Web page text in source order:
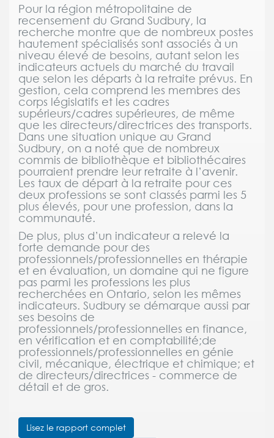
Pour la région métropolitaine de
recensement du Grand Sudbury, la
recherche montre que de nombreux postes
hautement spécialisés sont associés à un
niveau élevé de besoins, autant selon les
indicateurs actuels du marché du travail
que selon les départs à la retraite prévus. En
gestion, cela comprend les membres des
corps législatifs et les cadres
supérieurs/cadres supérieures, de même
que les directeurs/directrices des transports.
Dans une situation unique au Grand
Sudbury, on a noté que de nombreux
commis de bibliothèque et bibliothécaires
pourraient prendre leur retraite à l’avenir.
Les taux de départ à la retraite pour ces
deux professions se sont classés parmi les 5
plus élevés, pour une profession, dans la
communauté.
De plus, plus d’un indicateur a relevé la
forte demande pour des
professionnels/professionnelles en thérapie
et en évaluation, un domaine qui ne figure
pas parmi les professions les plus
recherchées en Ontario, selon les mêmes
indicateurs. Sudbury se démarque aussi par
ses besoins de
professionnels/professionnelles en finance,
en vérification et en comptabilité;de
professionnels/professionnelles en génie
civil, mécanique, électrique et chimique; et
de directeurs/directrices - commerce de
détail et de gros.
Lisez le rapport complet